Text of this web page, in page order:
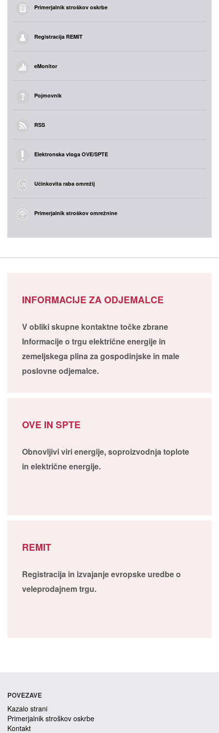
Primerjalnik stroškov oskrbe
Registracija REMIT
eMonitor
Pojmovnik
RSS
Elektronska vloga OVE/SPTE
Učinkovita raba omrežij
Primerjalnik stroškov omrežnine
INFORMACIJE ZA ODJEMALCE
V obliki skupne kontaktne točke zbrane
Informacije o trgu električne energije in
zemeljskega plina za gospodinjske in male
poslovne odjemalce.
OVE IN SPTE
Obnovljivi viri energije, soproizvodnja toplote
in električne energije.
REMIT
Registracija in izvajanje evropske uredbe o
veleprodajnem trgu.
POVEZAVE
Kazalo strani
Primerjalnik stroškov oskrbe
Kontakt